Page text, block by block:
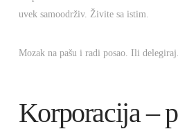
uvek samoodrživ. Živite sa istim.
Mozak na pašu i radi posao. Ili delegiraj.
Korporacija –